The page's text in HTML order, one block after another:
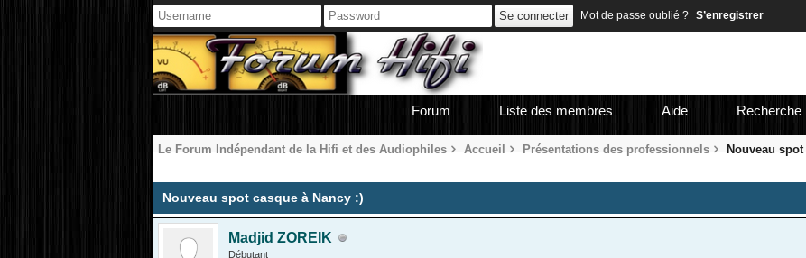
Mot de passe oublié ? S’enregistrer
Forum Liste des membres Aide Recherche
Le Forum Indépendant de la Hifi et des Audiophiles Accueil Présentations des professionnels
Nouveau
Nouveau spot casque à Nancy :)
Madjid ZOREIK
Débutant